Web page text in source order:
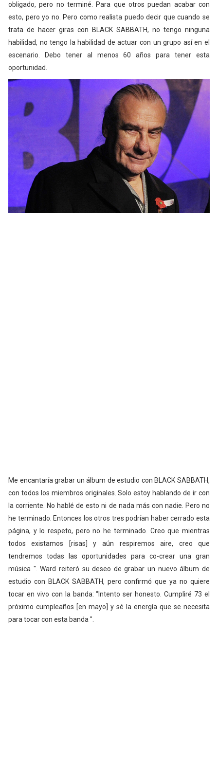
obligado, pero no terminé. Para que otros puedan acabar con
esto, pero yo no. Pero como realista puedo decir que cuando se
trata de hacer giras con BLACK SABBATH, no tengo ninguna
habilidad, no tengo la habilidad de actuar con un grupo así en el
escenario. Debo tener al menos 60 años para tener esta
oportunidad.
Me encantaría grabar un álbum de estudio con BLACK SABBATH,
con todos los miembros originales. Solo estoy hablando de ir con
la corriente. No hablé de esto ni de nada más con nadie. Pero no
he terminado. Entonces los otros tres podrían haber cerrado esta
página, y lo respeto, pero no he terminado. Creo que mientras
todos existamos [risas] y aún respiremos aire, creo que
tendremos todas las oportunidades para co-crear una gran
música ". Ward reiteró su deseo de grabar un nuevo álbum de
estudio con BLACK SABBATH, pero confirmó que ya no quiere
tocar en vivo con la banda: “Intento ser honesto. Cumpliré 73 el
próximo cumpleaños [en mayo] y sé la energía que se necesita
para tocar con esta banda ".